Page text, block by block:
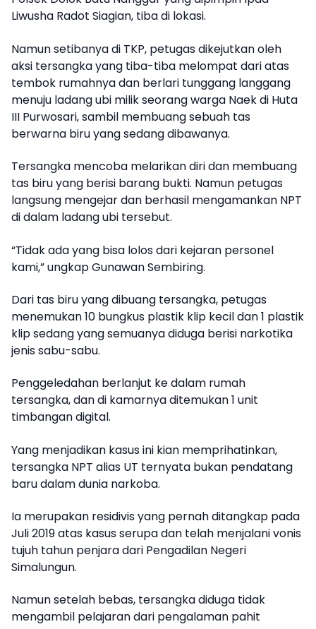
Liwusha Radot Siagian, tiba di lokasi.
Namun setibanya di TKP, petugas dikejutkan oleh
aksi tersangka yang tiba-tiba melompat dari atas
tembok rumahnya dan berlari tunggang langgang
menuju ladang ubi milik seorang warga Naek di Huta
III Purwosari, sambil membuang sebuah tas
berwarna biru yang sedang dibawanya.
Tersangka mencoba melarikan diri dan membuang
tas biru yang berisi barang bukti. Namun petugas
langsung mengejar dan berhasil mengamankan NPT
di dalam ladang ubi tersebut.
“Tidak ada yang bisa lolos dari kejaran personel
kami,” ungkap Gunawan Sembiring.
Dari tas biru yang dibuang tersangka, petugas
menemukan 10 bungkus plastik klip kecil dan 1 plastik
klip sedang yang semuanya diduga berisi narkotika
jenis sabu-sabu.
Penggeledahan berlanjut ke dalam rumah
tersangka, dan di kamarnya ditemukan 1 unit
timbangan digital.
Yang menjadikan kasus ini kian memprihatinkan,
tersangka NPT alias UT ternyata bukan pendatang
baru dalam dunia narkoba.
Ia merupakan residivis yang pernah ditangkap pada
Juli 2019 atas kasus serupa dan telah menjalani vonis
tujuh tahun penjara dari Pengadilan Negeri
Simalungun.
Namun setelah bebas, tersangka diduga tidak
mengambil pelajaran dari pengalaman pahit